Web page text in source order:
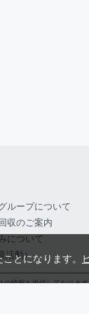
ループについて
収のご案内
について
活動）
の情報を提供しております
とになります。